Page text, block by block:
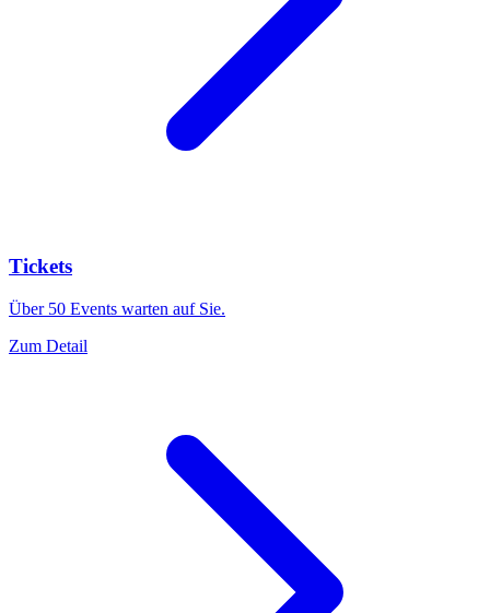
Tickets
Über 50 Events warten auf Sie.
Zum Detail